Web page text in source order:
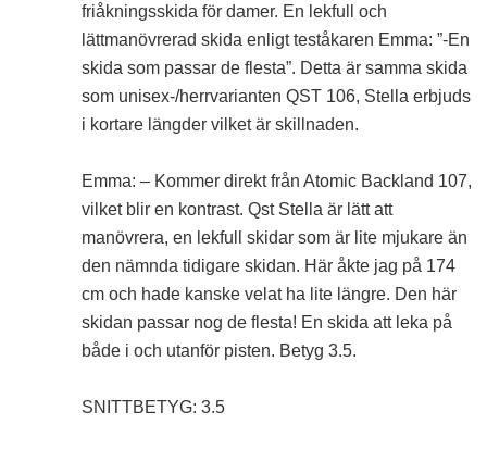
friåkningsskida för damer. En lekfull och
lättmanövrerad skida enligt teståkaren Emma: ”-En
skida som passar de flesta”. Detta är samma skida
som unisex-/herrvarianten QST 106, Stella erbjuds
i kortare längder vilket är skillnaden.
Emma: – Kommer direkt från Atomic Backland 107,
vilket blir en kontrast. Qst Stella är lätt att
manövrera, en lekfull skidar som är lite mjukare än
den nämnda tidigare skidan. Här åkte jag på 174
cm och hade kanske velat ha lite längre. Den här
skidan passar nog de flesta! En skida att leka på
både i och utanför pisten. Betyg 3.5.
SNITTBETYG: 3.5